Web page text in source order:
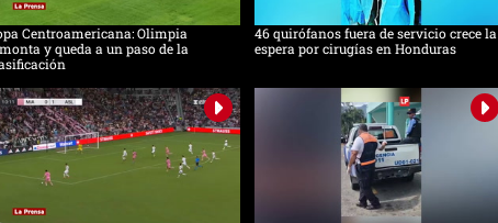
Centroamericana: Olimpia
y queda a un paso de la
46 quirófanos fuera de servicio crece la
espera por cirugías en Honduras